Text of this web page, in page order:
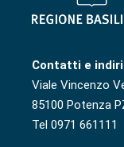
Contatti e
Viale Vincenzo
85100 Potenza
Tel 0971 661111